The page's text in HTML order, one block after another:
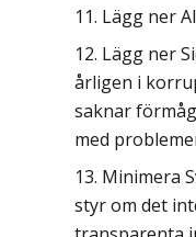
Lägg ner
Lägg ner
årligen i
saknar
med
Minimera
styr om det